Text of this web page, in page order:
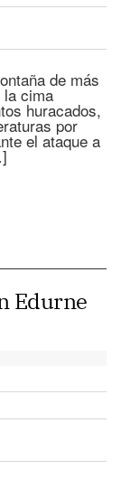
de más
la cima
huracados,
por
el ataque a
Edurne